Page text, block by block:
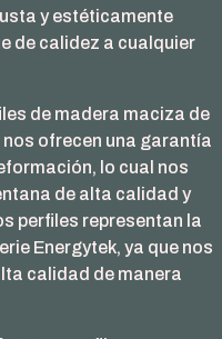
y estéticamente
de calidez a cualquier
de madera maciza de
ofrecen una garantía
lo cual nos
de alta calidad y
perfiles representan la
Energytek, ya que nos
calidad de manera